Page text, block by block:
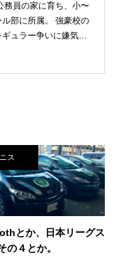
務員の家に育ち、小〜
部に所属。 強豪校の
ュラー争いに嫌気が
。 高校で見つ
に「センスなし」か
きているという不思
くさん勉強させても
テニス業界、スポーツ
座右の銘は
セミナー講師や研修も
ス
とか、日本リーグス
の４とか。